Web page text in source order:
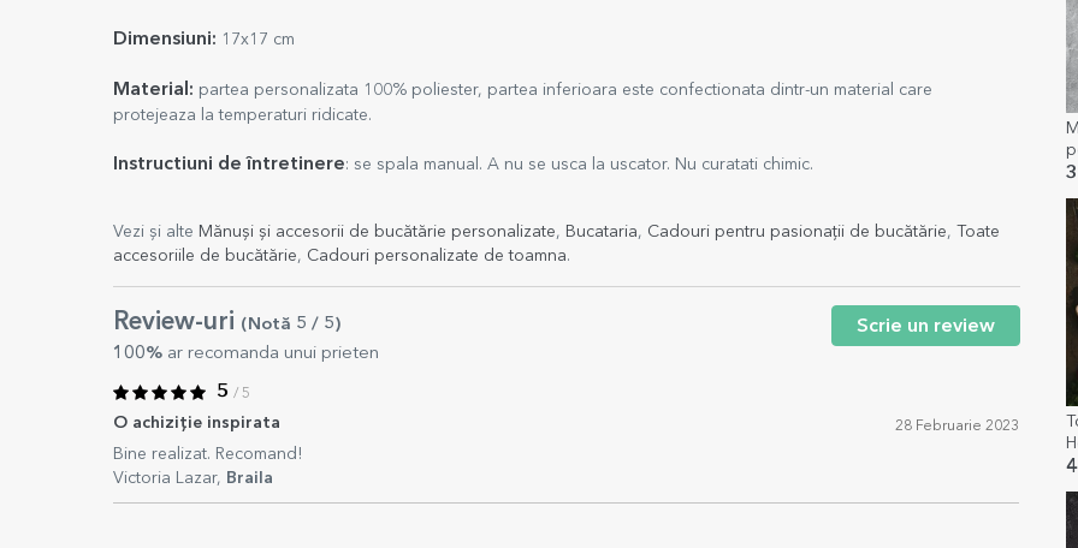
Dimensiuni: 17x17 cm
Material: partea personalizata 100% poliester, partea inferioara este confectionata dintr-un material care
protejeaza la temperaturi ridicate.
Instructiuni de întretinere: se spala manual. A nu se usca la uscator. Nu curatati chimic.
Vezi și alte Mănuși și accesorii de bucătărie personalizate, Bucataria, Cadouri pentru pasionații de bucătărie,
Toate
accesoriile de bucătărie, Cadouri personalizate de toamna.
Review-uri (Notă 5 / 5)
100% ar recomanda unui prieten
Scrie un review
5 / 5
O achiziție inspirata 28 Februarie 2023
Bine realizat. Recomand!
Victoria Lazar, Braila